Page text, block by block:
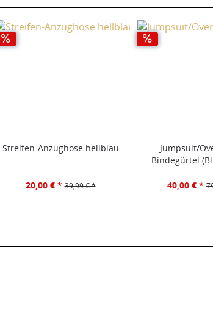
Streifen-Anzughose hellblau
20,00 € * 39,99 € *
Jumpsuit/
Bindegürtel
40,00 € *